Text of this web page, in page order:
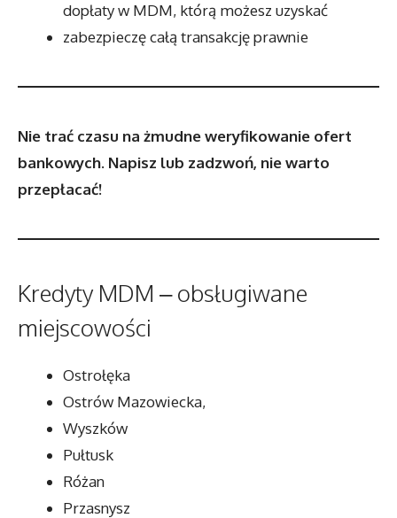
dopłaty w MDM, którą możesz uzyskać
zabezpieczę całą transakcję prawnie
Nie trać czasu na żmudne weryfikowanie ofert
bankowych. Napisz lub zadzwoń, nie warto
przepłacać!
Kredyty MDM – obsługiwane
miejscowości
Ostrołęka
Ostrów Mazowiecka,
Wyszków
Pułtusk
Różan
Przasnysz